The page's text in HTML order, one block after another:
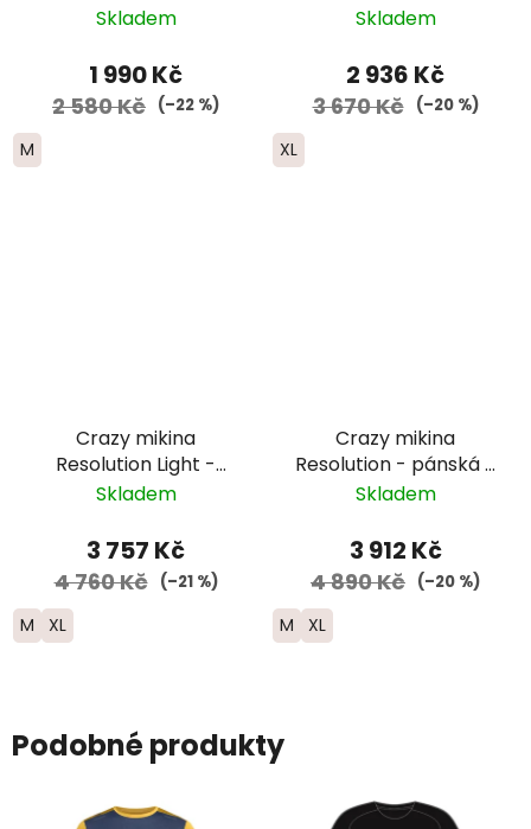
zip - pánská -
Skladem
1 990 Kč
2 580 Kč (–22 %)
M
červená/oranžová
Skladem
2 936 Kč
3 670 Kč (–20 %)
XL
Crazy mikina
Resolution Light -
pánská -
Skladem
3 757 Kč
4 760 Kč (–21 %)
M XL
Crazy mikina
Resolution - pánská -
černá/
Skladem
3 912 Kč
4 890 Kč (–20 %)
M XL
Podobné produkty